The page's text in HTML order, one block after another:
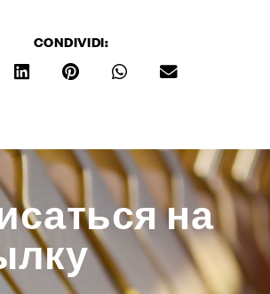
CONDIVIDI:
на